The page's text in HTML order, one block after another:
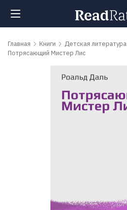
Поиск
Главная Книги
Детская литература
Потрясающий Мистер Лис